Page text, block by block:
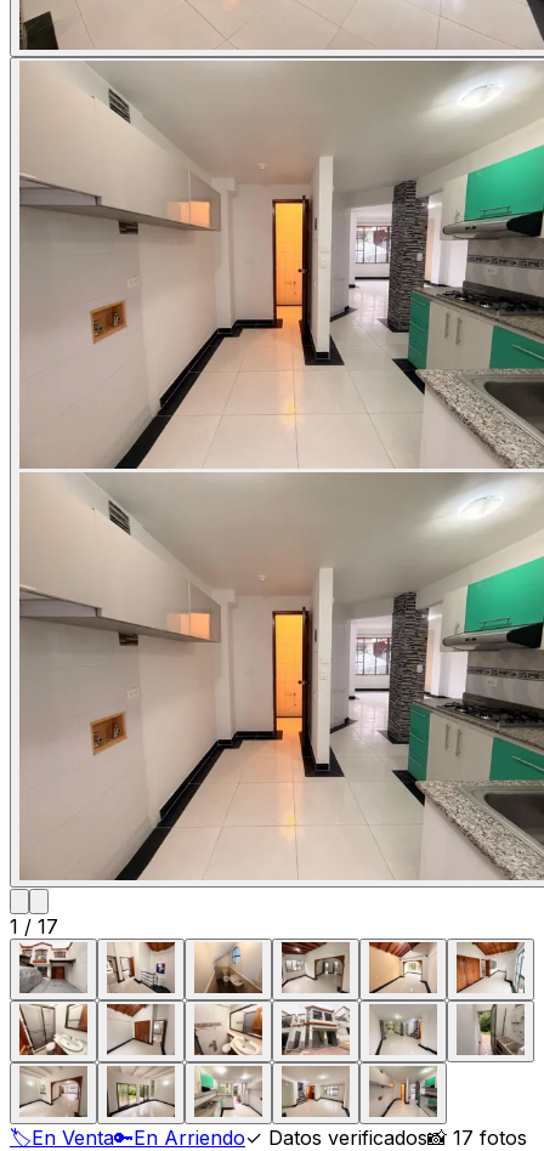
1 / 17
🏷️En Venta🔑En Arriendo✓ Datos verificados📸 17 fotos